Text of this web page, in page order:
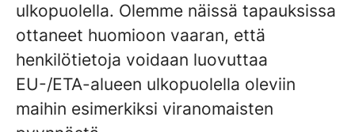
ulkopuolella. Olemme näissä tapauksissa
ottaneet huomioon vaaran, että
henkilötietoja voidaan luovuttaa
EU-/ETA-alueen ulkopuolella oleviin
maihin esimerkiksi viranomaisten